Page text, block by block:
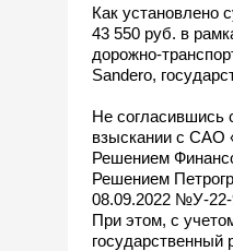
Как установлено
43 550 руб. в
дорожно-
Sandero,
Не согласившись
взыскании с САО
Решением
Решением
08.09.2022 №У-22-
При этом, с
государственный